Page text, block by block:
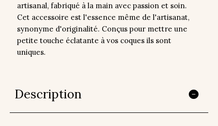
artisanal, fabriqué à la main avec passion et soin.
Cet accessoire est l'essence même de l'artisanat,
synonyme d'originalité. Conçus pour mettre une
petite touche éclatante à vos coques ils sont
uniques.
Description